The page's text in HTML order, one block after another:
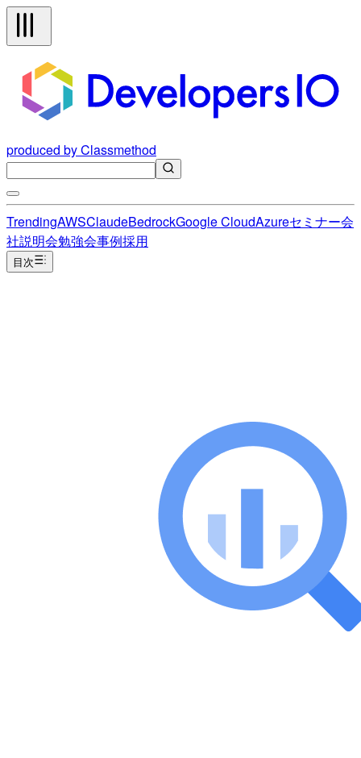
produced by Classmethod
TrendingAWSClaudeBedrockGoogle CloudAzureセミナー会
社説明会勉強会事例採用
目次